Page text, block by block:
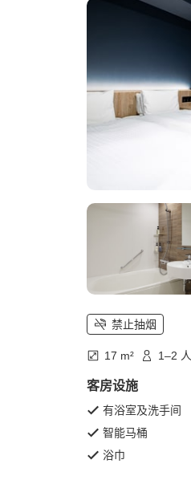
禁止抽烟
17 m² 1–2 人
客房设施
有浴室及洗手间
智能马桶
浴巾